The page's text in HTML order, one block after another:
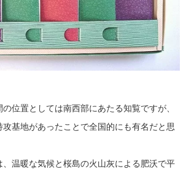
位置としては南西部にあたる知覧ですが、
攻基地があったことで全国的にも有名だと思
、温暖な気候と桜島の火山灰による肥沃で平